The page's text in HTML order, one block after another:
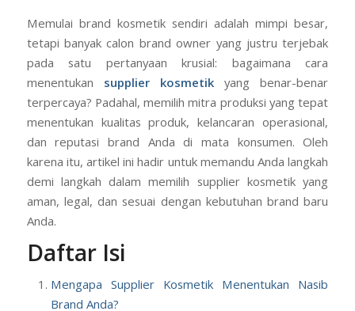
Memulai brand kosmetik sendiri adalah mimpi besar,
tetapi banyak calon brand owner yang justru terjebak
pada satu pertanyaan krusial: bagaimana cara
menentukansupplier kosmetikyang benar-benar
terpercaya? Padahal, memilih mitra produksi yang tepat
menentukan kualitas produk, kelancaran operasional,
dan reputasi brand Anda di mata konsumen. Oleh
karena itu, artikel ini hadir untuk memandu Anda langkah
demi langkah dalam memilih supplier kosmetik yang
aman, legal, dan sesuai dengan kebutuhan brand baru
Daftar Isi